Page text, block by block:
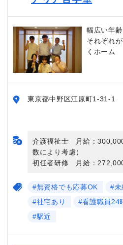
幅広い年
それぞれ
くホーム
東京都中野区江原町1-31-1
介護福祉士 月給：
数により考慮）
初任者研修 月給：
#無資格でも応募OK
#未
#社宅あり
#看護職員24
#駅近